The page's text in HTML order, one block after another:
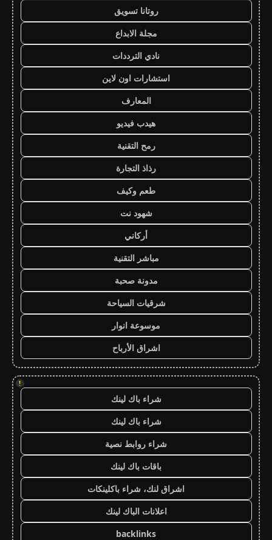
روتانا تسويق
مجلة الابداع
نادي الترددات
استشارات اون لاين
المعارف
هيدب فيديو
رمح التقنية
رذاذ التجارة
طعم وكيف
شهود نت
أركاني
مباشر التقنية
مدونة صحبة
شرقيات السياحة
موسوعة انوار
اشراق الأرباح
!
شراء باك لينك
شراء باك لينك
شراء روابط نصية
باقات باك لينك
اشراق لنك، شراء باكلينكات
اعلانات الباك لينك
backlinks